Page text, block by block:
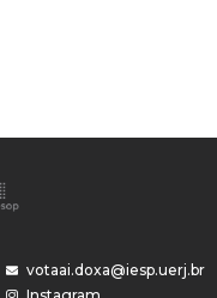
votaai.doxa@iesp.uerj.br